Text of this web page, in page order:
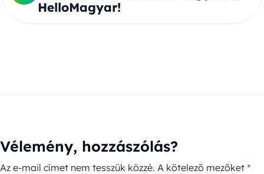
HelloMagyar!
Vélemény, hozzászólás?
Az e-mail címet nem tesszük közzé. A kötelező mezőket *